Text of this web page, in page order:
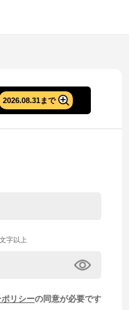
2026.08.31まで
字以上
リシーの同意が必要です